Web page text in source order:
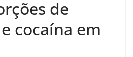
de
cocaína em